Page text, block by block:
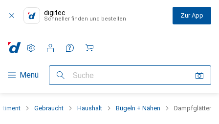
digitec
Schneller finden und bestellen Zur App
Navigation nach Kategorien
Menü Suche
Einstellungen
Kundenkonto
Vergleichslisten
Merklisten
Warenkorb
Gebraucht Haushalt Bügeln + Nähen Dampfglätter